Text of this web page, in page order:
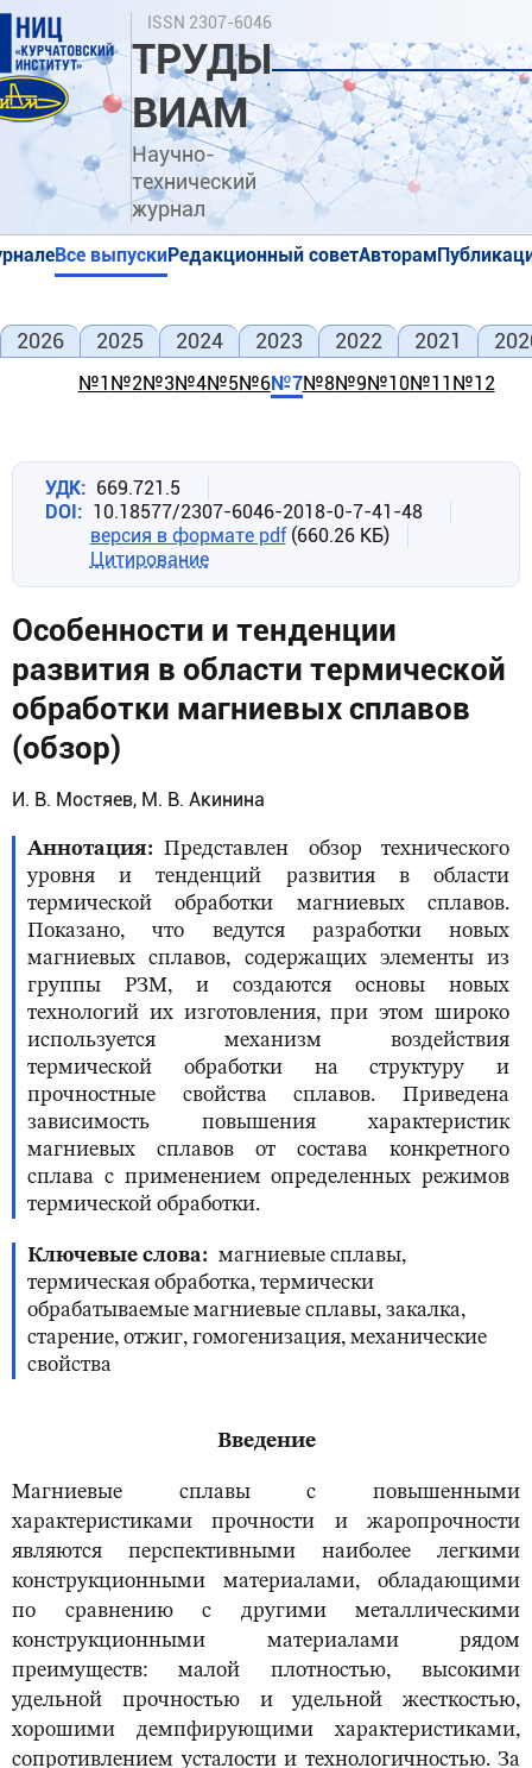
Перейти
основному
содержанию
ISSN 2307-6046
ТРУДЫ
ВИАМ
Научно-
технический
журнал
Поиск
Все выпускиРедакционный советАвторам
2026 2025 2024 2023 2022 2021
№1 №2№3№4№5№6№7№8№9№10№11 №12
УДК
669.721.5
DOI
10.18577/2307-6046-2018-0-7-41-48
версия в формате pdf (660.26 КБ)
Цитирование
Особенности и тенденции
развития в области термической
обработки магниевых сплавов
(обзор)
И. В. Мостяев, М. В. Акинина
Аннотация
Представлен обзор технического
уровня и тенденций развития в области
термической обработки магниевых сплавов.
Показано, что ведутся разработки новых
магниевых сплавов, содержащих элементы из
группы РЗМ, и создаются основы новых
технологий их изготовления, при этом широко
используется механизм воздействия
термической обработки на структуру и
прочностные свойства сплавов. Приведена
зависимость повышения характеристик
магниевых сплавов от состава конкретного
сплава с применением определенных режимов
термической обработки.
Ключевые слова
магниевые сплавы,
термическая обработка, термически
обрабатываемые магниевые сплавы, закалка,
старение, отжиг, гомогенизация, механические
свойства
Введение
Магниевые сплавы с повышенными
характеристиками прочности и жаропрочности
являются перспективными наиболее легкими
конструкционными материалами, обладающими
по сравнению с другими металлическими
конструкционными материалами рядом
преимуществ: малой плотностью, высокими
удельной прочностью и удельной жесткостью,
хорошими демпфирующими характеристиками,
сопротивлением усталости и технологичностью. За